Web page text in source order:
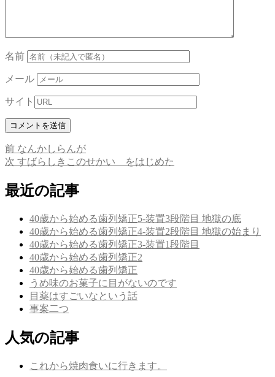
名前
メール
サイト
投
稿
ナ
前 前
の
稿:
なんかしらんが
次 次
投
稿:
すばらしきこのせかい をはじめた
最近の記事
40歳から始める歯列矯正5-装置3段階目 地獄の底
40歳から始める歯列矯正4-装置2段階目 地獄の始まり
40歳から始める歯列矯正3-装置1段階目
40歳から始める歯列矯正2
40歳から始める歯列矯正
うめ味のお菓子に目がないのです
目薬はすごいなという話
事案二つ
人気の記事
これから焼肉食いに行きます。